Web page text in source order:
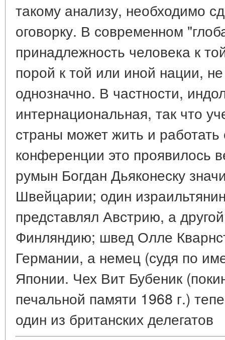
такому анализу, необходимо
оговорку. В современном
принадлежность человека к
порой к той или иной нации,
однозначно. В частности,
интернациональная, так что
страны может жить и
конференции это проявилось
румын Богдан Дьяконеску
Швейцарии; один
представлял Австрию, а
Финляндию; швед Олле
Германии, а немец (судя по
Японии. Чех Вит Бубеник
печальной памяти 1968 г.)
один из британских делегатов